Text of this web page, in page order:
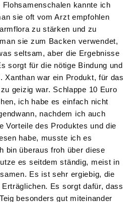
kannte ich
sie oft vom Arzt empfohlen
zu stärken und zu
sie zum Backen verwendet,
seltsam, aber die Ergebnisse
sorgt für die nötige Bindung und
Xanthan war ein Produkt, für das
geizig war. Schlappe 10 Euro
ich habe es einfach nicht
nachdem ich auch
Vorteile des Produktes und die
habe, musste ich es
bin überaus froh über diese
es seitdem ständig, meist in
Es ist sehr ergiebig, die
Es sorgt dafür, dass
besonders gut miteinander